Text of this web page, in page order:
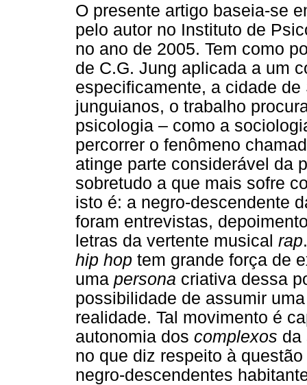
O presente artigo baseia-se
pelo autor no Instituto de
no ano de 2005. Tem como
de C.G. Jung aplicada a um
especificamente, a cidade
junguianos, o trabalho
psicologia – como a
percorrer o fenômeno
atinge parte considerável da
sobretudo a que mais sofre
isto é: a negro-descendente
foram entrevistas,
letras da vertente musical rap
hip hop tem grande força de
uma persona criativa dessa
possibilidade de assumir
realidade. Tal movimento é
autonomia dos complexos da
no que diz respeito à
negro-descendentes